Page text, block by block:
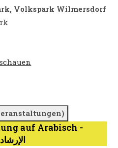
Volkspark Wilmersdorf
auf Arabisch -